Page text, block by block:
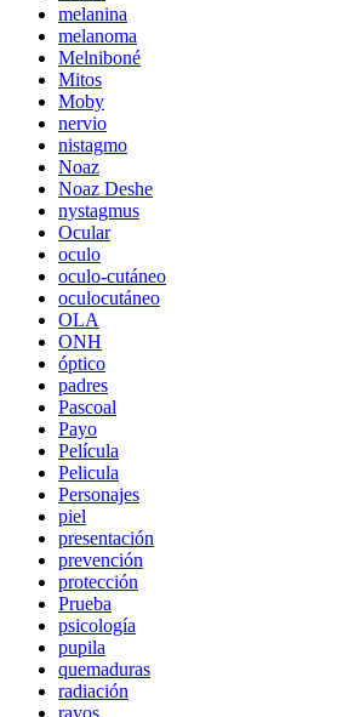
melanina
melanoma
Melniboné
Mitos
Moby
nervio
nistagmo
Noaz
Noaz Deshe
nystagmus
Ocular
oculo
oculo-cutáneo
oculocutáneo
OLA
ONH
óptico
padres
Pascoal
Payo
Película
Pelicula
Personajes
piel
presentación
prevención
protección
Prueba
psicología
pupila
quemaduras
radiación